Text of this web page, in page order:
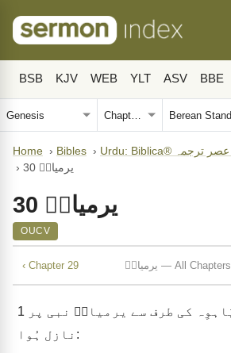
BSB KJV WEB YLT ASV BBE
Home › Bibles ›
›
یرمیاہؔ 30
یرمیاہؔ 30
OUCV
‹ Chapter 29 یرمیاہؔ — All Chapters
1
نازل ہُوا: